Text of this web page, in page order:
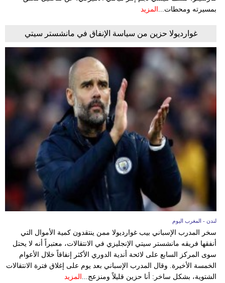
بمسيرته ومحطات... المزيد
غوارديولا حزين من سياسة الإنفاق في مانشستر سيتي
لندن - المغرب اليوم
سخر المدرب الإسباني بيب غوارديولا ممن ينتقدون كمية الأموال التي
أنفقها فريقه مانشستر سيتي الإنجليزي في الانتقالات، معتبراً أنه لا يحتل
سوى المركز السابع على لائحة أندية الدوري الأكثر إنفاقاً خلال الأعوام
الخمسة الأخيرة. وقال المدرب الإسباني بعد يوم على إغلاق فترة الانتقالات
الشتوية، بشكل ساخر: أنا حزين قليلاً ومنزعج... المزيد